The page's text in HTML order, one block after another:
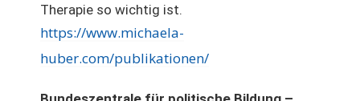
Therapie so wichtig ist.
https://www.michaela-
huber.com/publikationen/